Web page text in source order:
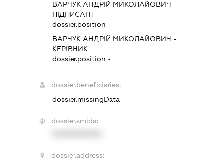
ВАРЧУК АНДРІЙ МИКОЛАЙОВИЧ -
ПІДПИСАНТ
dossier.position -
ВАРЧУК АНДРІЙ МИКОЛАЙОВИЧ -
КЕРІВНИК
dossier.position -
dossier.beneficiaries:
dossier.missingData
dossier.smida:
dossier.address: